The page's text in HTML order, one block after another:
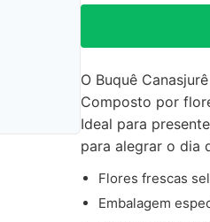
O Buquê
Composto por
Ideal para
para alegrar o dia
Flores frescas
Embalagem